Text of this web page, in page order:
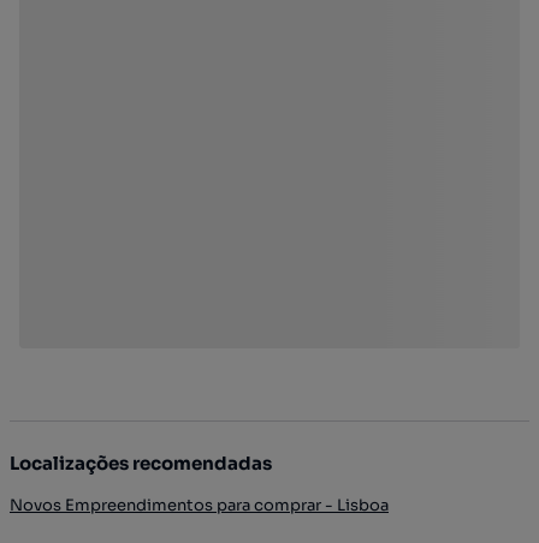
Localizações recomendadas
Novos Empreendimentos para comprar - Lisboa